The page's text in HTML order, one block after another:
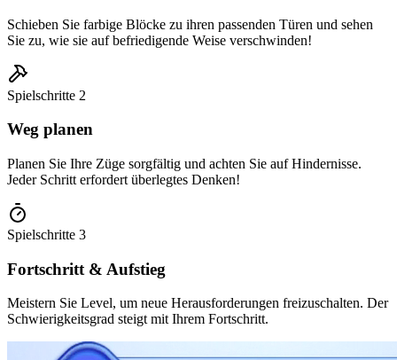
Schieben Sie farbige Blöcke zu ihren passenden Türen und sehen
Sie zu, wie sie auf befriedigende Weise verschwinden!
Spielschritte 2
Weg planen
Planen Sie Ihre Züge sorgfältig und achten Sie auf Hindernisse.
Jeder Schritt erfordert überlegtes Denken!
Spielschritte 3
Fortschritt & Aufstieg
Meistern Sie Level, um neue Herausforderungen freizuschalten. Der
Schwierigkeitsgrad steigt mit Ihrem Fortschritt.